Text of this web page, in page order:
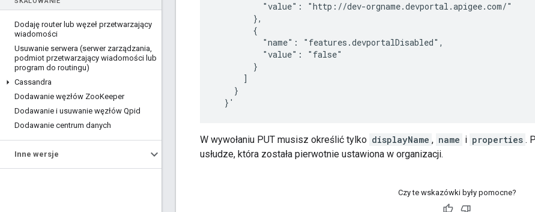
Dodaję router lub węzeł przetwarzający
wiadomości
Usuwanie serwera (serwer zarządzania,
podmiot przetwarzający wiadomości lub
program do routingu)
Cassandra
Dodawanie węzłów ZooKeeper
Dodawanie i usuwanie węzłów Qpid
Dodawanie centrum danych
Inne wersje
          "value": "http://dev-orgname.devportal.apigee.com/"
        },
        {
          "name": "features.devportalDisabled",
          "value": "false"
        }
      ]
    }
  }'
W wywołaniu PUT musisz określić tylko displayName , name i properties .
usłudze, która została pierwotnie ustawiona w organizacji.
Czy te wskazówki były pomocne?